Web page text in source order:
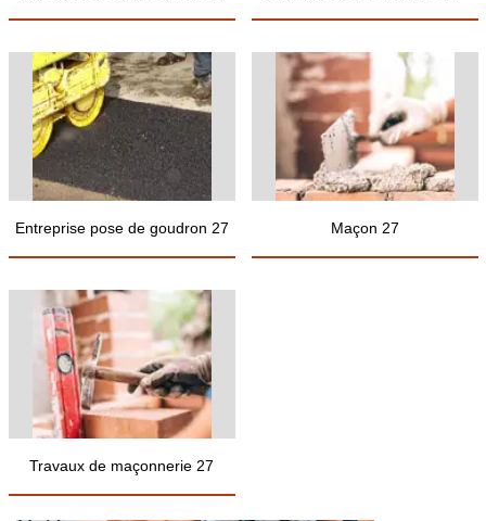
Entreprise pose de goudron 27 Maçon 27
Travaux de maçonnerie 27